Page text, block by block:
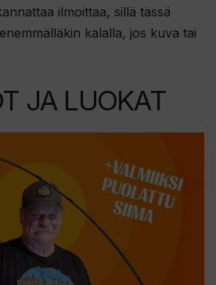
ilmoittaa, sillä tässä
kalalla, jos kuva tai
JA LUOKAT